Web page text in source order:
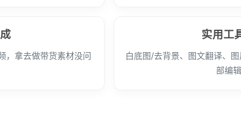
，拿去做带货素材没问
实用工
白底图/去背景、图文翻译、
部编辑